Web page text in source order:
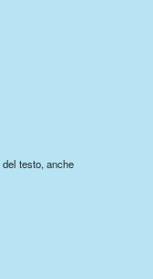
testo, anche